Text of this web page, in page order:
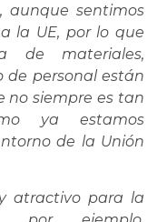
aunque sentimos
la UE, por lo que
de materiales,
de personal están
no siempre es tan
ya estamos
de la Unión
atractivo para la